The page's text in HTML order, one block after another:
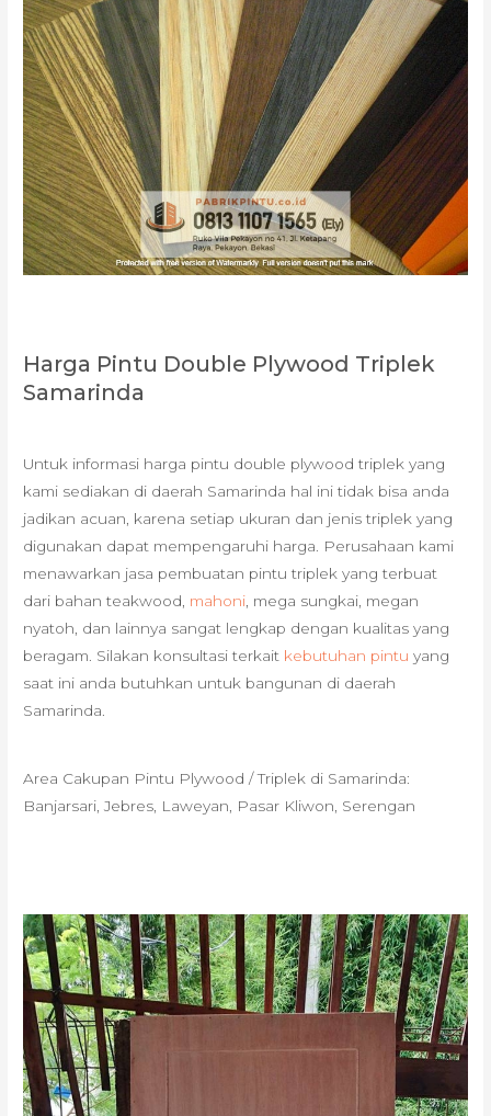
Harga Pintu Double Plywood Triplek
Samarinda
Untuk informasi harga pintu double plywood triplek yang
kami sediakan di daerah Samarinda hal ini tidak bisa anda
jadikan acuan, karena setiap ukuran dan jenis triplek yang
digunakan dapat mempengaruhi harga. Perusahaan kami
menawarkan jasa pembuatan pintu triplek yang terbuat
dari bahan teakwood, mahoni , mega sungkai, megan
nyatoh, dan lainnya sangat lengkap dengan kualitas yang
beragam. Silakan konsultasi terkait kebutuhan pintu yang
saat ini anda butuhkan untuk bangunan di daerah
Samarinda.
Area Cakupan Pintu Plywood / Triplek di Samarinda:
Banjarsari, Jebres, Laweyan, Pasar Kliwon, Serengan